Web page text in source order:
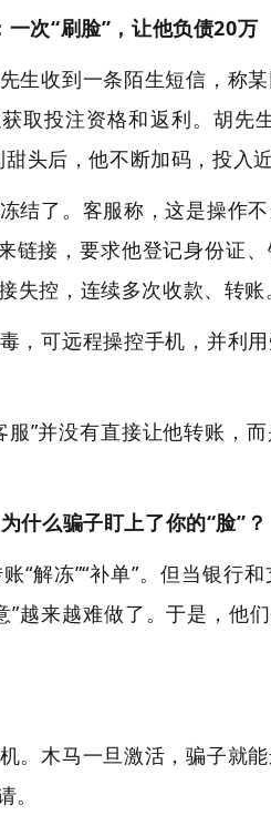
一次“刷脸”，让他负债20万
生收到一条陌生短信，称某
取投注资格和返利。胡先
头后，他不断加码，投入近
结了。客服称，这是操作
链接，要求他登记身份证
失控，连续多次收款、转账
，可远程操控手机，并利
”并没有直接让他转账，而
什么骗子盯上了你的“脸”？
“解冻”“补单”。但当银行
越来越难做了。于是，他
。木马一旦激活，骗子就